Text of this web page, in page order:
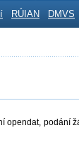
RÚIAN DMVS
opendat, podání